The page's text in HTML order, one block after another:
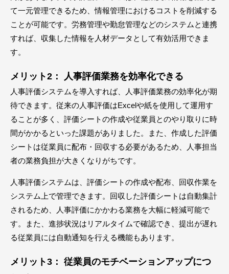
て一元管理できるため、情報管理におけるコストを削減する
ことが可能です。労務管理や勤怠管理などのシステムと連携
すれば、収集した情報を人材データとして有効活用できま
す。
メリット2： 人事評価業務を効率化できる
人事評価システムを導入すれば、人事評価業務の効率化が期
待できます。従来の人事評価はExcelや紙を使用して運用す
ることが多く、評価シートの作成や従業員とのやり取りに時
間がかかるといった課題がありました。また、作成した評価
シートは従業員に配布・回収する必要があるため、人事担当
者の業務負担が大きくなりがちです。
人事評価システムは、評価シートの作成や配布、回収作業を
システム上で管理できます。回収した評価シートは自動集計
されるため、人事評価にかかわる業務を大幅に軽減可能で
す。また、進捗状況はリアルタイムで確認でき、提出が遅れ
る従業員には自動通知を行える機能もあります。
メリット3： 従業員のモチベーションアップにつ